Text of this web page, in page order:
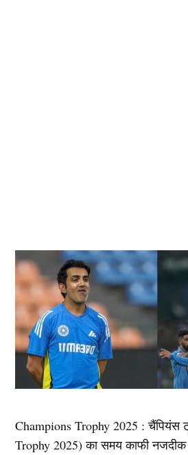
Champions Trophy 2025 : चैंपियंस
Trophy 2025) का समय काफी